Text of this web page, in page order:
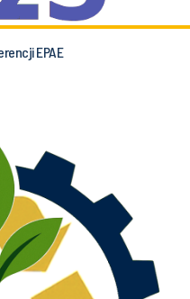
EPAE